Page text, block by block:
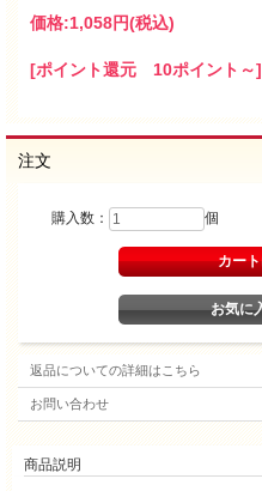
価格:1,058円(税込)
[ポイント還元 10ポイント～]
注文
購入数： 個
返品についての詳細はこちら
お問い合わせ
商品説明